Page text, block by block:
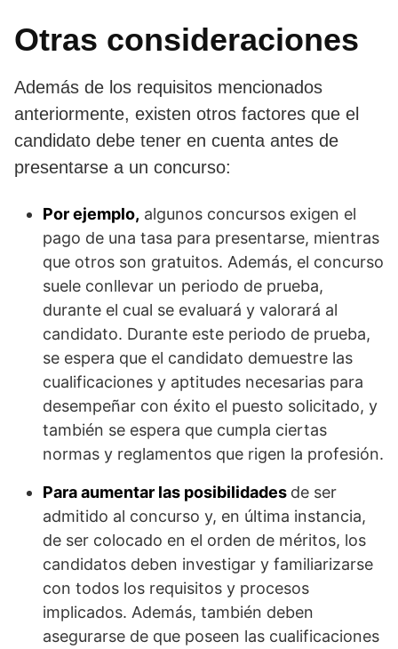
Otras consideraciones
Además de los requisitos mencionados
anteriormente, existen otros factores que el
candidato debe tener en cuenta antes de
presentarse a un concurso:
Por ejemplo, algunos concursos exigen el
pago de una tasa para presentarse, mientras
que otros son gratuitos. Además, el concurso
suele conllevar un periodo de prueba,
durante el cual se evaluará y valorará al
candidato. Durante este periodo de prueba,
se espera que el candidato demuestre las
cualificaciones y aptitudes necesarias para
desempeñar con éxito el puesto solicitado, y
también se espera que cumpla ciertas
normas y reglamentos que rigen la profesión.
Para aumentar las posibilidades de ser
admitido al concurso y, en última instancia,
de ser colocado en el orden de méritos, los
candidatos deben investigar y familiarizarse
con todos los requisitos y procesos
implicados. Además, también deben
asegurarse de que poseen las cualificaciones